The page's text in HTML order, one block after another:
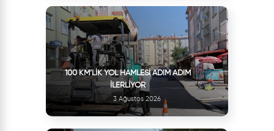
100 KM’LIK YOL HAMLESI ADIM ADIM
İLERLIYOR
3 Ağustos 2026